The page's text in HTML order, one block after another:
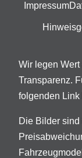
Impressum
Wir legen
Transparenz.
folgenden Link
Die Bilder